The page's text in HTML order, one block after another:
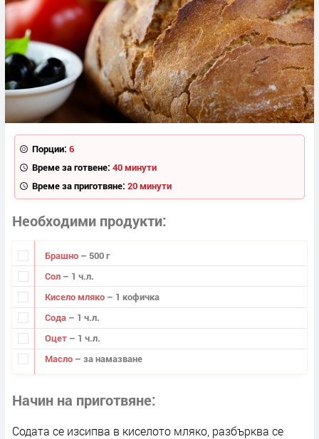
Порции: 6
Време за готвене: 40 минути
Време за приготвяне: 20 минути
Необходими продукти
Брашно – 500 г
Сол – 1 ч.л.
Кисело мляко – 1 кофичка
Сода – 1 ч.л.
Оцет – 1 ч.л.
Масло – за намазване
Начин на приготвяне
Содата се изсипва в киселото мляко, разбърква се